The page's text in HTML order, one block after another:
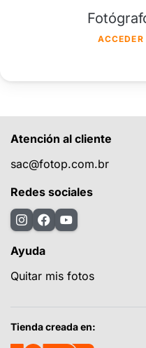
Atención al cliente
sac@fotop.com.br
Redes sociales
Ayuda
Quitar mis fotos
Tienda creada en: